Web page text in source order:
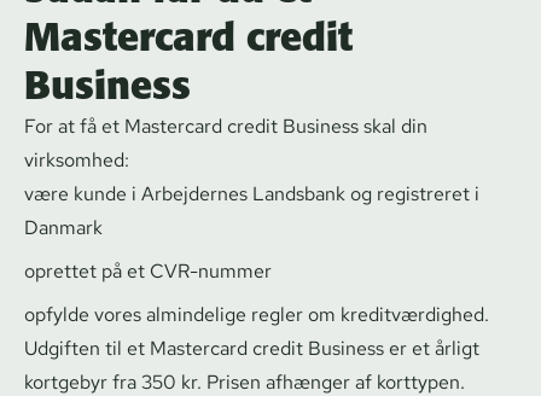
Mastercard credit
Business
For at få et Mastercard credit Business skal din
virksomhed:
være kunde i Arbejdernes Landsbank og registreret i
Danmark
oprettet på et CVR-nummer
opfylde vores almindelige regler om kre­dit­vær­dig­hed.
Udgiften til et Mastercard credit Business er et årligt
kortgebyr fra 350 kr. Prisen afhænger af korttypen.